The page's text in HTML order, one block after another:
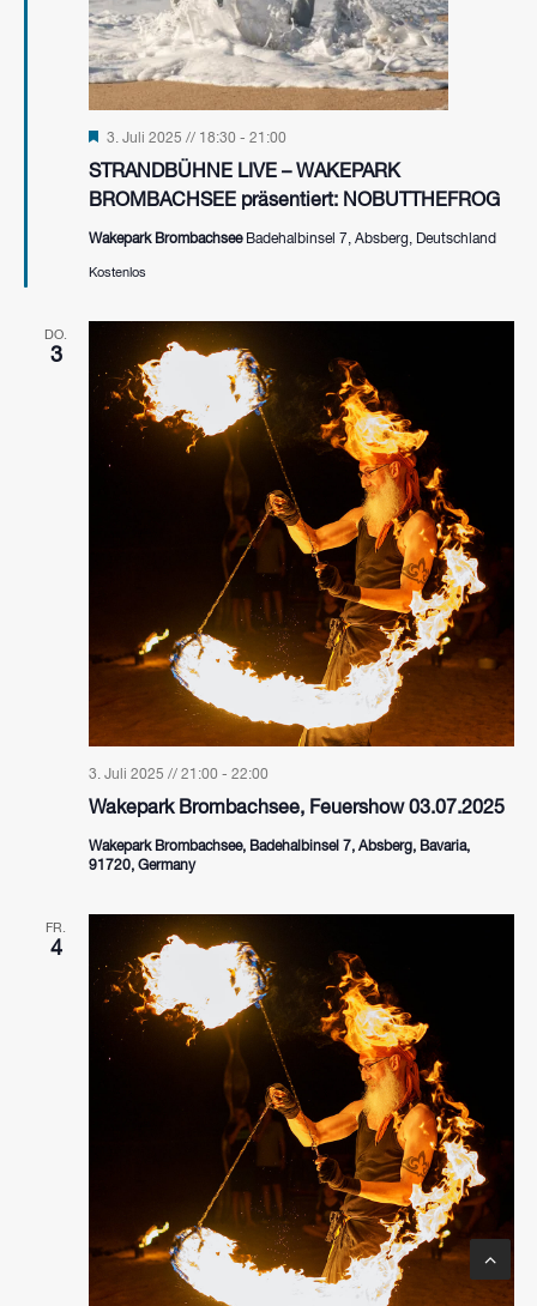
STRANDBÜHNE LIVE – WAKEPARK
BROMBACHSEE präsentiert: NOBUTTHEFROG
Hervorgehoben
3. Juli 2025 // 18:30 - 21:00
Wakepark Brombachsee Badehalbinsel 7, Absberg, Deutschland
Kostenlos
DO.
3
Wakepark Brombachsee, Feuershow 03.07.2025
3. Juli 2025 // 21:00 - 22:00
Wakepark Brombachsee, Badehalbinsel 7, Absberg, Bavaria,
91720, Germany
FR.
4